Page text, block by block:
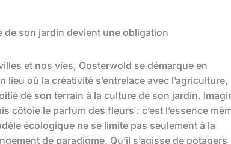
de son jardin devient une obligation
et nos vies, Oosterwold se démarque en
où la créativité s’entrelace avec l’agriculture,
de son terrain à la culture de son jardin.
côtoie le parfum des fleurs : c’est l’essence
écologique ne se limite pas seulement à la
de paradigme. Qu’il s’agisse de potagers